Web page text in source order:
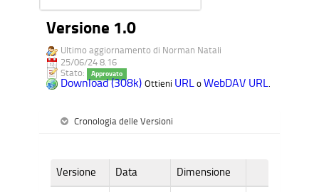
Versione 1.0
Ultimo aggiornamento di Norman Natali
25/06/24 8.16
Stato:
Approvato
Download (308k) Ottieni URL o WebDAV URL.
Cronologia delle Versioni
Versione Data Dimensione